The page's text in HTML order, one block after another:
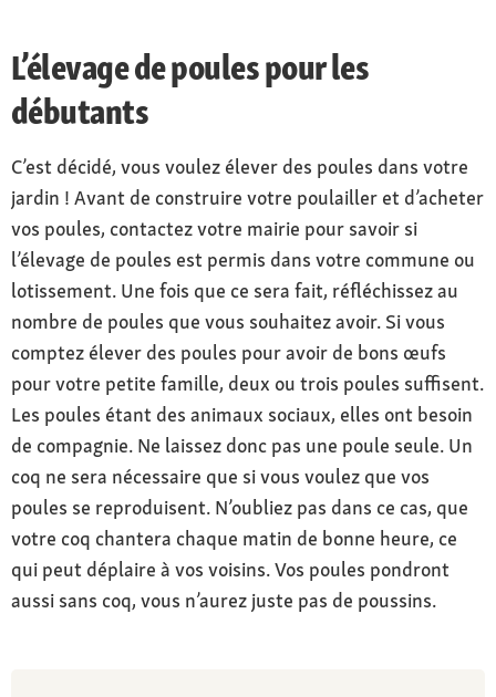
L’élevage de poules pour les
débutants
C’est décidé, vous voulez élever des poules dans votre
jardin ! Avant de construire votre poulailler et d’acheter
vos poules, contactez votre mairie pour savoir si
l’élevage de poules est permis dans votre commune ou
lotissement. Une fois que ce sera fait, réfléchissez au
nombre de poules que vous souhaitez avoir. Si vous
comptez élever des poules pour avoir de bons œufs
pour votre petite famille, deux ou trois poules suffisent.
Les poules étant des animaux sociaux, elles ont besoin
de compagnie. Ne laissez donc pas une poule seule. Un
coq ne sera nécessaire que si vous voulez que vos
poules se reproduisent. N’oubliez pas dans ce cas, que
votre coq chantera chaque matin de bonne heure, ce
qui peut déplaire à vos voisins. Vos poules pondront
aussi sans coq, vous n’aurez juste pas de poussins.